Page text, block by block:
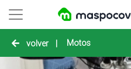
volver | Motos